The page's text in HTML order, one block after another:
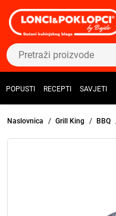
POPUSTI RECEPTI SAVJETI
Naslovnica Grill King BBQ